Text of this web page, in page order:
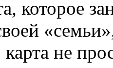
которое
не